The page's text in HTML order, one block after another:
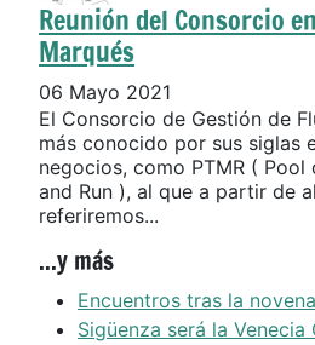
Reunión del Consorcio
Marqués
06 Mayo 2021
El Consorcio de Gestión de
más conocido por sus siglas
negocios, como PTMR (
and Run ), al que a partir de
referiremos...
...y más
Encuentros tras la
Sigüenza será la Venecia